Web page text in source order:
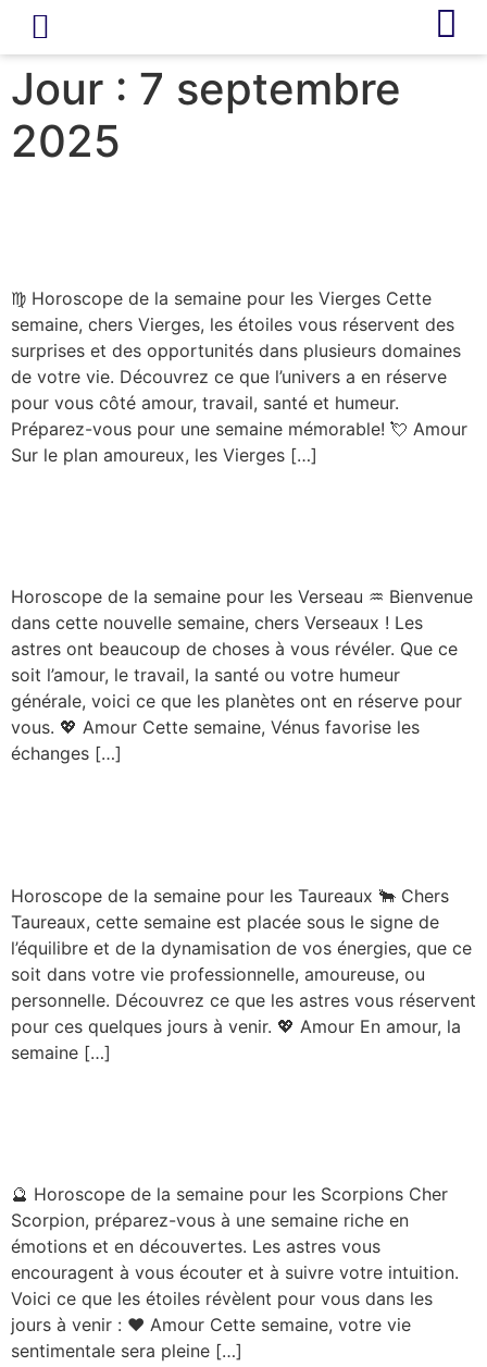
Jour : 7 septembre
2025
♍ Horoscope de la semaine pour les Vierges Cette
semaine, chers Vierges, les étoiles vous réservent des
surprises et des opportunités dans plusieurs domaines
de votre vie. Découvrez ce que l’univers a en réserve
pour vous côté amour, travail, santé et humeur.
Préparez-vous pour une semaine mémorable! 💘 Amour
Sur le plan amoureux, les Vierges […]
Horoscope de la semaine pour les Verseau ♒️ Bienvenue
dans cette nouvelle semaine, chers Verseaux ! Les
astres ont beaucoup de choses à vous révéler. Que ce
soit l’amour, le travail, la santé ou votre humeur
générale, voici ce que les planètes ont en réserve pour
vous. 💖 Amour Cette semaine, Vénus favorise les
échanges […]
Horoscope de la semaine pour les Taureaux 🐂 Chers
Taureaux, cette semaine est placée sous le signe de
l’équilibre et de la dynamisation de vos énergies, que ce
soit dans votre vie professionnelle, amoureuse, ou
personnelle. Découvrez ce que les astres vous réservent
pour ces quelques jours à venir. 💖 Amour En amour, la
semaine […]
🔮 Horoscope de la semaine pour les Scorpions Cher
Scorpion, préparez-vous à une semaine riche en
émotions et en découvertes. Les astres vous
encouragent à vous écouter et à suivre votre intuition.
Voici ce que les étoiles révèlent pour vous dans les
jours à venir : ❤️ Amour Cette semaine, votre vie
sentimentale sera pleine […]